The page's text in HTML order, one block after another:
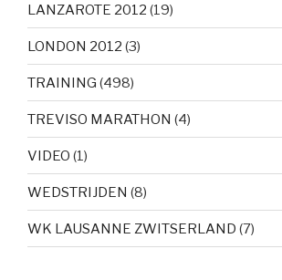
LANZAROTE 2012 (19)
LONDON 2012 (3)
TRAINING (498)
TREVISO MARATHON (4)
VIDEO (1)
WEDSTRIJDEN (8)
WK LAUSANNE ZWITSERLAND (7)